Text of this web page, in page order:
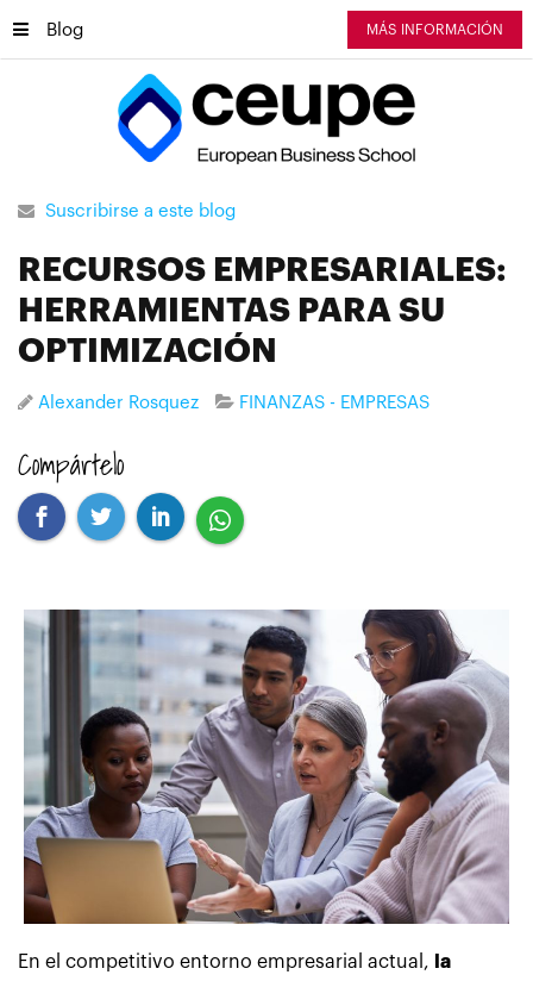
Blog MÁS INFORMACIÓN
Suscribirse a este blog
RECURSOS EMPRESARIALES:
HERRAMIENTAS PARA SU
OPTIMIZACIÓN
Alexander Rosquez FINANZAS - EMPRESAS
Compártelo
En el competitivo entorno empresarial actual,
la